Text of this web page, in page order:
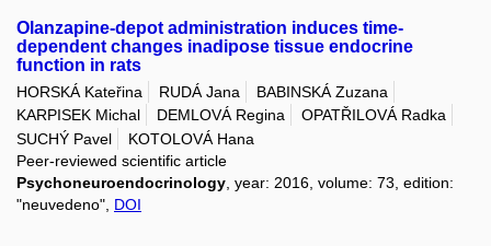
Olanzapine-depot administration induces time-
dependent changes inadipose tissue endocrine
function in rats
HORSKÁ Kateřina RUDÁ Jana
BABINSKÁ Zuzana
KARPISEK Michal
DEMLOVÁ Regina
OPATŘILOVÁ Radka
SUCHÝ Pavel
KOTOLOVÁ Hana
Peer-reviewed scientific article
Psychoneuroendocrinology , year: 2016, volume: 73, edition:
"neuvedeno", DOI